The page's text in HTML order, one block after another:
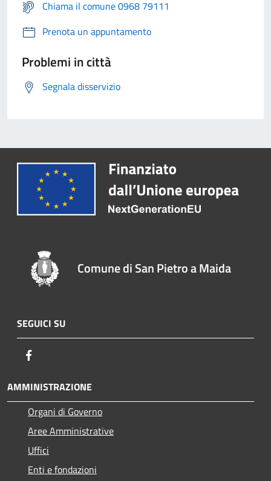
Chiama il comune 0968 79111
Prenota un appuntamento
Problemi in città
Segnala disservizio
Comune di San Pietro a Maida
SEGUICI SU
AMMINISTRAZIONE
Organi di Governo
Aree Amministrative
Uffici
Enti e fondazioni